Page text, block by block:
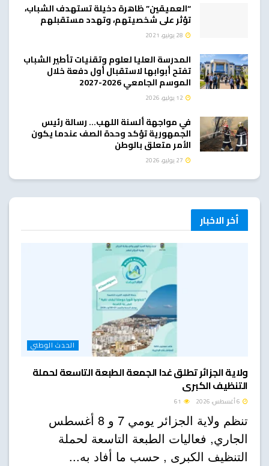
“العميقين” ظاهرة دخيلة تستهدف الشباب،
تؤثر على شخصيتهم، وتهدد مستقبلهم
المدرسة العليا لعلوم وتقنيات تأطير الشباب
تفتح أبوابها لاستقبال أول دفعة خلال
الموسم الجامعي 2026-2027
في مواجهة ألسنة اللهب… رسالة رئيس
الجمهورية تؤكد وحدة الصف عندما يكون
الأمر متعلق بالوطن
أخر الاخبار
الحدث الوطني
ولاية الجزائر تطلق غدا الجمعة الطبعة التاسعة لحملة
التنظيف الكبرى
تنظم ولاية الجزائر يومي 7 و 8 أغسطس
الجاري, فعاليات الطبعة التاسعة لحملة
التنظيف الكبرى , حسب ما أفاد به...